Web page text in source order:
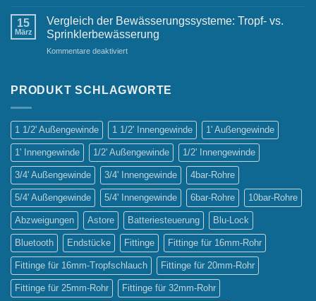
jeden
Gastgarten
wichtigsten
automatischer
Bewässerungssysteme
15
März
Vergleich der Bewässerungssysteme: Tropf- vs.
Sprinklerbewässerung
Kommentare deaktiviertfür
Bewässerungssysteme:
Sprinklerbewässerung
PRODUKT SCHLAGWORTE
1 1/2' Außengewinde 1 1/2' Innengewinde 1' Außengewinde
1' Innengewinde 1/2' Außengewinde 1/2' Innengewinde
3/4' Außengewinde 3/4' Innengewinde 4bar-Rohre
5/4' Außengewinde 5/4' Innengewinde 6bar-Rohre 10bar-Rohre
Abzweigungen Astore Batteriesteuerung Blu-Lock
Bluetooth Endstücke Fittinge Fittinge für 16mm-Rohr
Fittinge für 16mm-Tropfschlauch Fittinge für 20mm-Rohr
Fittinge für 25mm-Rohr Fittinge für 32mm-Rohr